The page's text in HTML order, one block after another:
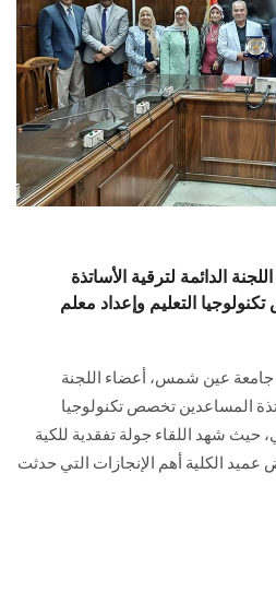
الدائمة لترقية الأساتذة
التعليم وإعداد معلم
جامعة عين شمس، أعضاء اللجنة
المساعدين تخصص تكنولوجيا
حيث شهد اللقاء جولة تفقدية للكية
الكلية أهم الإنجازات التي حدثت